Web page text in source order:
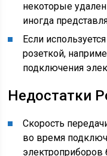
некоторые
иногда
Если
розеткой,
подключения
Недостатки
Скорость
во время